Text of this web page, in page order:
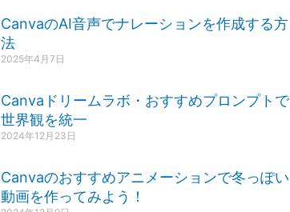
CanvaのAI音声でナレーションを作成する方
法
2025年4月7日
Canvaドリームラボ・おすすめプロンプトで
世界観を統一
2024年12月23日
Canvaのおすすめアニメーションで冬っぽい
動画を作ってみよう！